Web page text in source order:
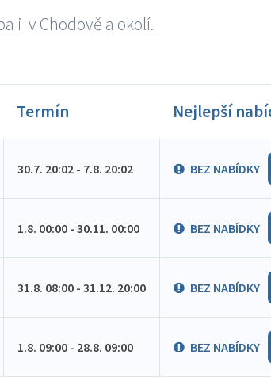
i v Chodově a okolí.
Termín Nejlepší
30.7. 20:02 - 7.8. 20:02 BEZ NABÍDKY
1.8. 00:00 - 30.11. 00:00 BEZ NABÍDKY
31.8. 08:00 - 31.12. 20:00 BEZ NABÍDKY
1.8. 09:00 - 28.8. 09:00 BEZ NABÍDKY